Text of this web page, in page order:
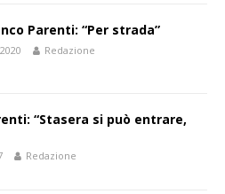
Parenti: “Per strada”
Redazione
“Stasera si può entrare,
Redazione